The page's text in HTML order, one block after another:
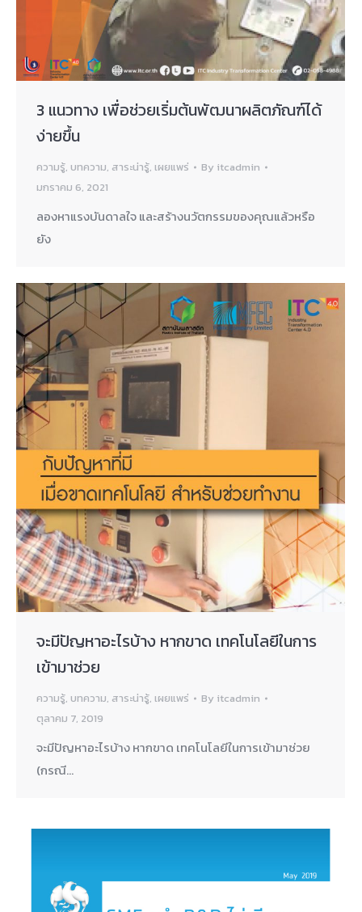
3 แนวทาง เพื่อช่วยเริ่มต้นพัฒนาผลิตภัณฑ์ได้
ง่ายขึ้น
ความรู้, บทความ, สาระน่ารู้, เผยแพร่ By itcadmin
มกราคม 6, 2021
ลองหาแรงบันดาลใจ และสร้างนวัตกรรมของคุณแล้วหรือ
ยัง
จะมีปัญหาอะไรบ้าง หากขาด เทคโนโลยีในการ
เข้ามาช่วย
ความรู้, บทความ, สาระน่ารู้, เผยแพร่ By itcadmin
ตุลาคม 7, 2019
จะมีปัญหาอะไรบ้าง หากขาด เทคโนโลยีในการเข้ามาช่วย
(กรณี…